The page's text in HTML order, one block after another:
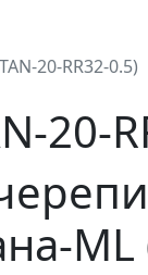
20-RR32-0.5)
20-
ML